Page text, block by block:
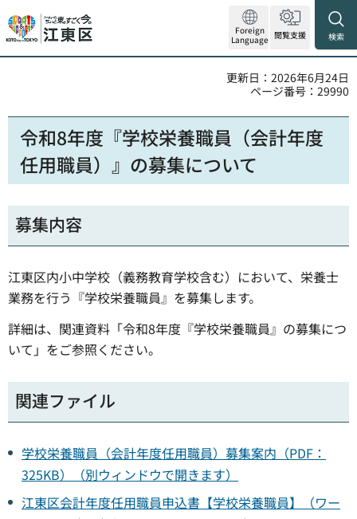
Foreign
Language 閲覧支援 検索
更新日：2026年6月24日
ページ番号：29990
令和8年度『学校栄養職員（会計年度
任用職員）』の募集について
募集内容
江東区内小中学校（義務教育学校含む）において、栄養士
業務を行う『学校栄養職員』を募集します。
詳細は、関連資料「令和8年度『学校栄養職員』の募集につ
いて」をご参照ください。
関連ファイル
学校栄養職員（会計年度任用職員）募集案内（PDF：
325KB）（別ウィンドウで開きます）
江東区会計年度任用職員申込書【学校栄養職員】（ワー